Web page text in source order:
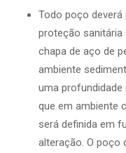
Todo poço
proteção sanitária
chapa de aço de
ambiente
uma
que em ambiente
será definida em
alteração. O poço